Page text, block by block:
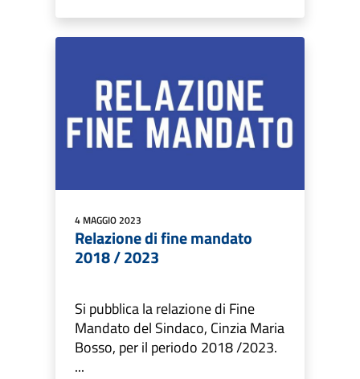
4 MAGGIO 2023
Relazione di fine mandato
2018 / 2023
Si pubblica la relazione di Fine
Mandato del Sindaco, Cinzia Maria
Bosso, per il periodo 2018 /2023.
...